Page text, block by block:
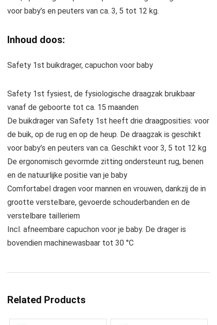
voor baby’s en peuters van ca. 3, 5 tot 12 kg.
Inhoud doos:
Safety 1st buikdrager, capuchon voor baby
Safety 1st fysiest, de fysiologische draagzak bruikbaar
vanaf de geboorte tot ca. 15 maanden
De buikdrager van Safety 1st heeft drie draagposities: voor
de buik, op de rug en op de heup. De draagzak is geschikt
voor baby’s en peuters van ca. Geschikt voor 3, 5 tot 12 kg
De ergonomisch gevormde zitting ondersteunt rug, benen
en de natuurlijke positie van je baby
Comfortabel dragen voor mannen en vrouwen, dankzij de in
grootte verstelbare, gevoerde schouderbanden en de
verstelbare tailleriem
Incl. afneembare capuchon voor je baby. De drager is
bovendien machinewasbaar tot 30 °C
Related Products